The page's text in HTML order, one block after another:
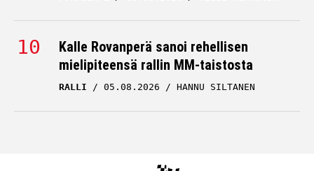
Kalle Rovanperä sanoi rehellisen
mielipiteensä rallin MM-taistosta
RALLI 05.08.2026 HANNU SILTANEN